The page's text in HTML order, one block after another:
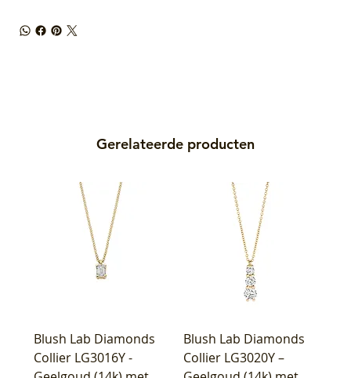
Gerelateerde producten
Blush Lab Diamonds
Collier LG3016Y -
Blush Lab Diamonds
Collier LG3020Y –